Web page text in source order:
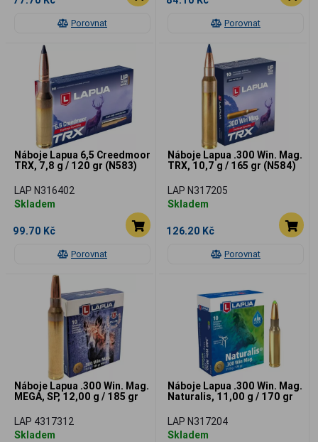
Porovnat Porovnat
Porovnat
Náboje Lapua 6,5 Creedmoor
TRX, 7,8 g / 120 gr (N583)
LAP N316402
Skladem
99.70 Kč
Porovnat
Náboje Lapua .300 Win. Mag.
TRX, 10,7 g / 165 gr (N584)
LAP N317205
Skladem
126.20 Kč
Náboje Lapua .300 Win. Mag.
MEGA, SP, 12,00 g / 185 gr
LAP 4317312
Skladem
Náboje Lapua .300 Win. Mag.
Naturalis, 11,00 g / 170 gr
LAP N317204
Skladem